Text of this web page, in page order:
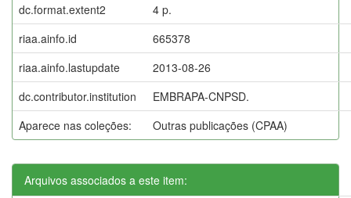
dc.format.extent2
4 p.
riaa.ainfo.id
665378
riaa.ainfo.lastupdate
2013-08-26
dc.contributor.institution
EMBRAPA-CNPSD.
Aparece nas coleções:
Outras publicações (CPAA)
Arquivos associados a este item: